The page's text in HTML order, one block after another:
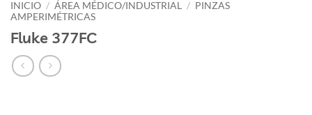
INICIO / ÁREA MÉDICO/INDUSTRIAL / PINZAS
AMPERIMÉTRICAS
Fluke 377FC